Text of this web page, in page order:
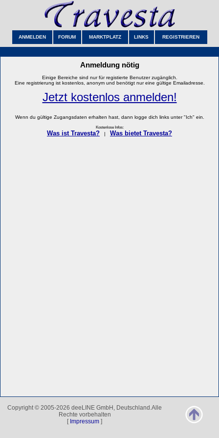
ANMELDEN FORUM MARKTPLATZ LINKS REGISTRIEREN
Anmeldung nötig
Einige Bereiche sind nur für registierte Benutzer zugänglich.
Eine registrierung ist kostenlos, anonym und benötigt nur eine gültige Emailadresse.
Jetzt kostenlos anmelden!
Wenn du gültige Zugangsdaten erhalten hast, dann logge dich links unter "Ich" ein.
Kostenlose Infos:
Was ist Travesta? Was bietet Travesta?
Copyright © 2005-2026 deeLINE GmbH, Deutschland.Alle
Rechte vorbehalten
[ Impressum ]